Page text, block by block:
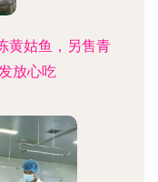
黄姑鱼，另售青
放心吃